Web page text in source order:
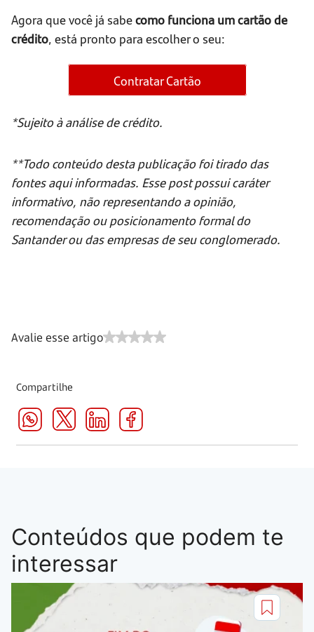
Agora que você já sabecomo funciona um cartão de
crédito, está pronto para escolher o seu:
Contratar Cartão
*Sujeito à análise de crédito.
**Todo conteúdo desta publicação foi tirado das
fontes aqui informadas. Esse post possui caráter
informativo, não representando a opinião,
recomendação ou posicionamento formal do
Santander ou das empresas de seu conglomerado.
Avalie esse artigo
Compartilhe
Conteúdos que podem te
interessar